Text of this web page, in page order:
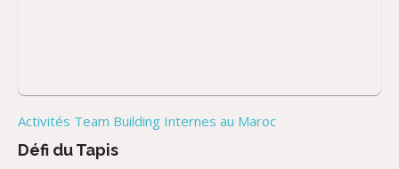
Activités Team Building Internes au Maroc
Défi du Tapis